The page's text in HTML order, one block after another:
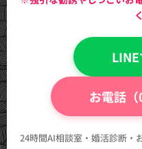
💬
📞 お電話
24時間AI相談室・婚活診断・